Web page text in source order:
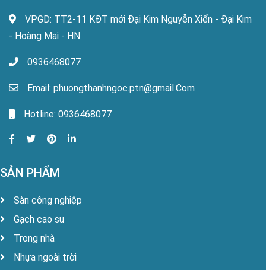
VPGD: TT2-11 KĐT mới Đại Kim Nguyễn Xiển - Đại Kim
- Hoàng Mai - HN.
0936468077
Email: phuongthanhngoc.ptn@gmail.Com
Hotline: 0936468077
SẢN PHẨM
Sàn công nghiệp
Gạch cao su
Trong nhà
Nhựa ngoài trời